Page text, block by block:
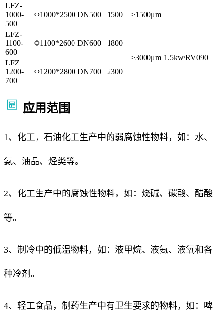
LFZ-
1000-
500
Φ1000*2500 DN500 1500 ≥1500μm
LFZ-
1100-
600
Φ1100*2600 DN600
1800
≥3000μm 1.5kw/RV090
LFZ-
1200-
700
Φ1200*2800 DN700 2300
应用范围
1、化工，石油化工生产中的弱腐蚀性物料，如：水、
氨、油品、烃类等。
2、化工生产中的腐蚀性物料，如：烧碱、碳酸、醋酸
等。
3、制冷中的低温物料，如：液甲烷、液氨、液氧和各
种冷剂。
4、轻工食品，制药生产中有卫生要求的物料，如：啤